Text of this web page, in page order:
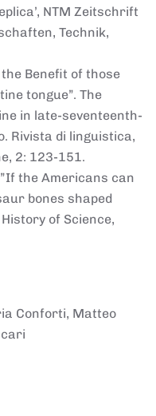
NTM Zeitschrift
Technik,
the Benefit of those
tongue”. The
in late-seventeenth-
Rivista di linguistica,
2: 123-151.
the Americans can
bones shaped
History of Science,
Conforti, Matteo